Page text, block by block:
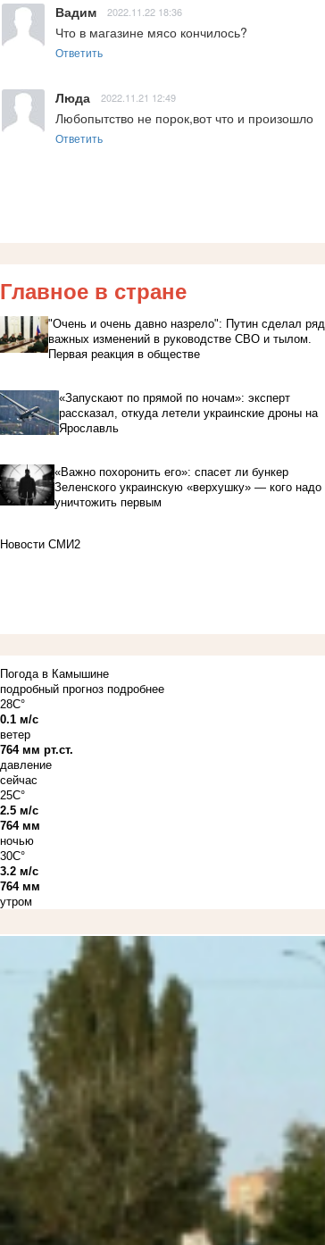
Вадим 2022.11.22 18:36
Что в магазине мясо кончилось?
Ответить
Люда 2022.11.21 12:49
Любопытство не порок,вот что и произошло
Ответить
Главное в стране
"Очень и очень давно назрело": Путин сделал ряд
важных изменений в руководстве СВО и тылом.
Первая реакция в обществе
«Запускают по прямой по ночам»: эксперт
рассказал, откуда летели украинские дроны на
Ярославль
«Важно похоронить его»: спасет ли бункер
Зеленского украинскую «верхушку» — кого надо
уничтожить первым
Новости СМИ2
Погода в Камышине
подробный прогноз подробнее
28C°
0.1 м/с
ветер
764 мм рт.ст.
давление
сейчас
25C°
2.5 м/с
764 мм
ночью
30C°
3.2 м/с
764 мм
утром